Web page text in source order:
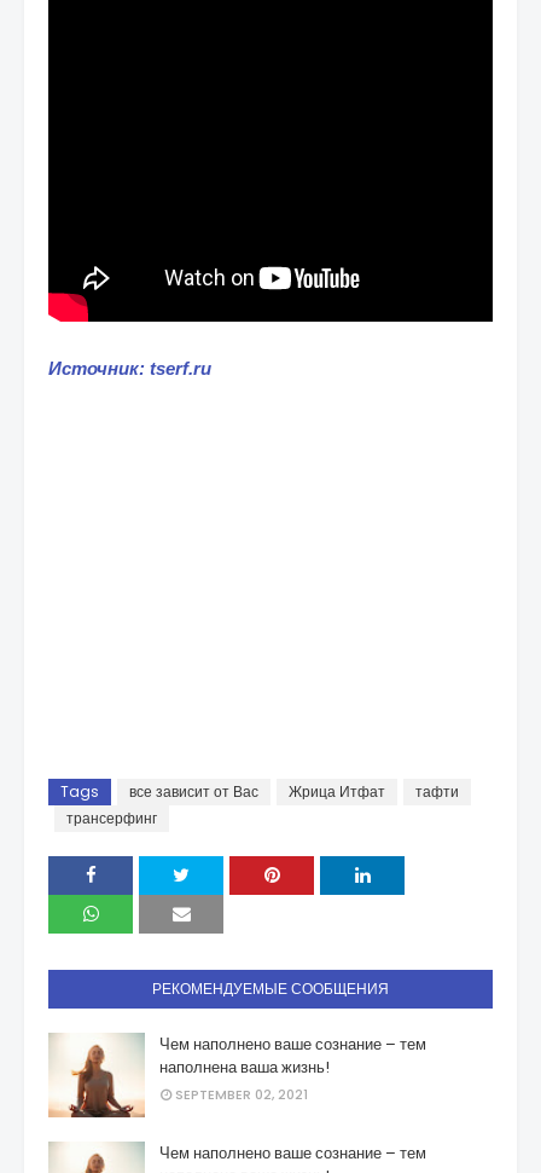
Источник: tserf.ru
Tags все зависит от Вас Жрица Итфат
тафти
трансерфинг
РЕКОМЕНДУЕМЫЕ СООБЩЕНИЯ
Чем наполнено ваше сознание – тем
наполнена ваша жизнь!
SEPTEMBER 02, 2021
Чем наполнено ваше сознание – тем